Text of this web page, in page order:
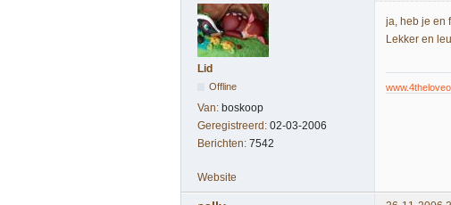
Lid
Offline
Van: boskoop
Geregistreerd: 02-03-2006
Berichten: 7542
ja, heb je en
Lekker en
Website